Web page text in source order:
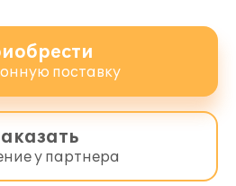
поставку
у партнера